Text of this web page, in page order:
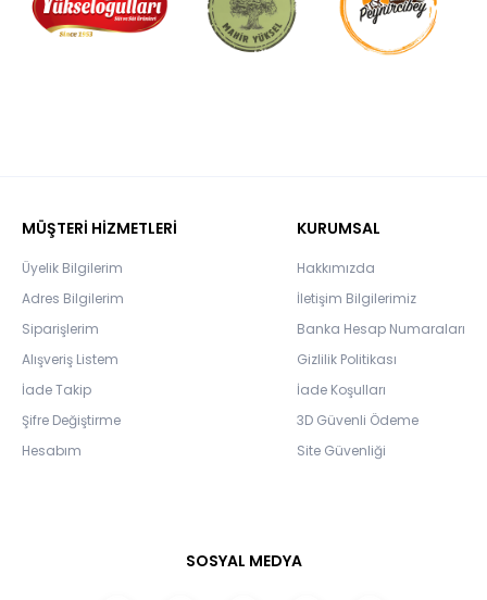
MÜŞTERİ HİZMETLERİ
Üyelik Bilgilerim
Adres Bilgilerim
Siparişlerim
Alışveriş Listem
İade Takip
Şifre Değiştirme
Hesabım
KURUMSAL
Hakkımızda
İletişim Bilgilerimiz
Banka Hesap Numaraları
Gizlilik Politikası
İade Koşulları
3D Güvenli Ödeme
Site Güvenliği
SOSYAL MEDYA